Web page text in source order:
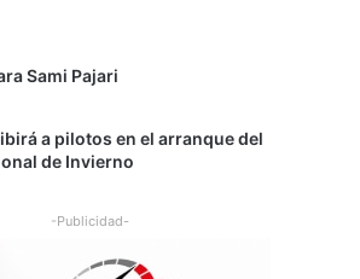
Sami Pajari
a pilotos en el arranque del
de Invierno
-Publicidad-